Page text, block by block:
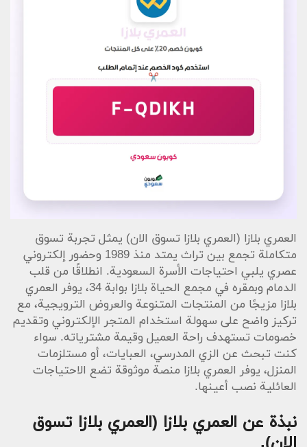
العمري بلازا (العمري بلازا تسوق الان) يمثل تجربة تسوق
متكاملة تجمع بين تراث يمتد منذ 1989 وحضور إلكتروني
عصري يلبي احتياجات الأسرة السعودية. انطلاقًا من قلب
الدمام وبمقره في مجمع الحياة بلازا بوابة 34، يوفر العمري
بلازا مزيجًا من المنتجات المتنوعة والعروض الترويجية، مع
تركيز واضح على سهولة استخدام المتجر الإلكتروني وتقديم
خصومات تستهدف راحة العميل وقيمة مشترياته. سواء
كنت تبحث عن الزي المدرسي، العبايات، أو مستلزمات
المنزل، يوفر العمري بلازا منصة موثوقة تضع الاحتياجات
العائلية نصب أعينها.
نبذة عن العمري بلازا (العمري بلازا تسوق